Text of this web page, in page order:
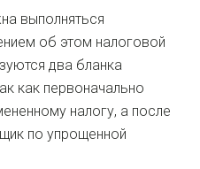
выполняться
об этом налоговой
два бланка
как первоначально
налогу, а после
по упрощенной